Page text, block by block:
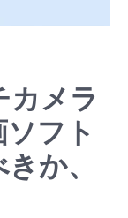
メラ
フト
か、